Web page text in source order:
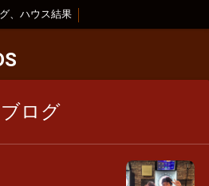
、ハウス結果
ブログ